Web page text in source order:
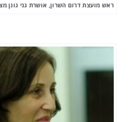
ראש מועצת דרום השרון, אושרת גני גונן